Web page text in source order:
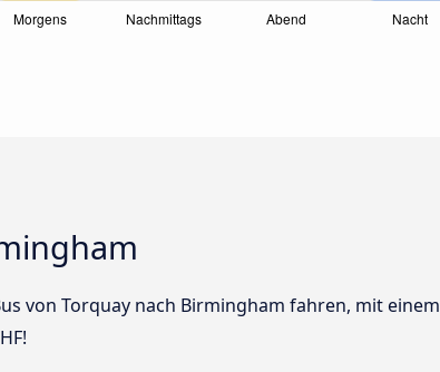
von Torquay nach Birmingham fahren, mit einem